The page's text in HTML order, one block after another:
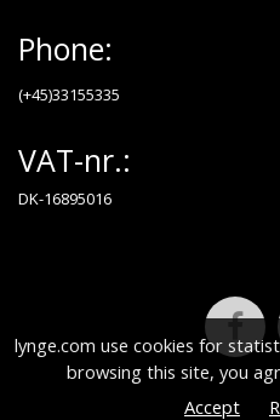
lynge.com use cookies for
browsing this site, you
Accept
Phone:
(+45)33155335
VAT-nr.:
DK-16895016